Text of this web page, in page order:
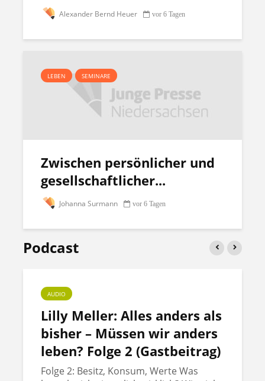
Alexander Bernd Heuer vor 6 Tagen
LEBEN SEMINARE
Zwischen persönlicher und
gesellschaftlicher...
Johanna Surmann vor 6 Tagen
Podcast
AUDIO
Lilly Meller: Alles anders als
bisher – Müssen wir anders
leben? Folge 2 (Gastbeitrag)
Folge 2: Besitz, Konsum, Werte Was